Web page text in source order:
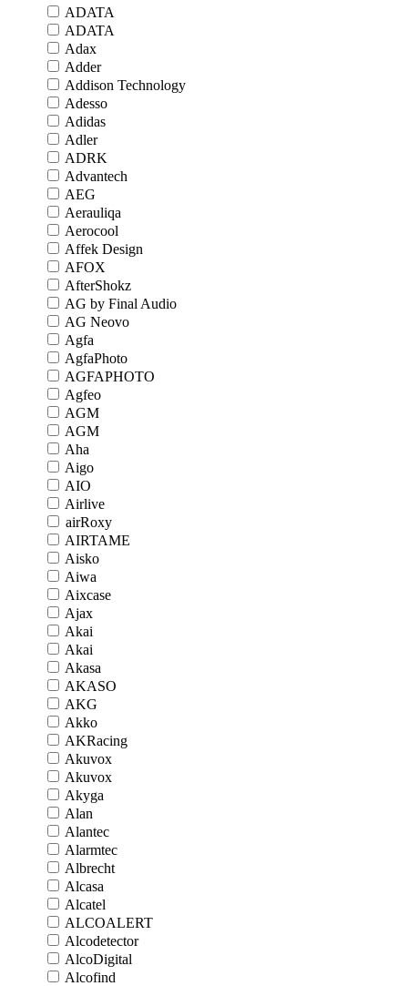
ADATA
ADATA
Adax
Adder
Addison Technology
Adesso
Adidas
Adler
ADRK
Advantech
AEG
Aerauliqa
Aerocool
Affek Design
AFOX
AfterShokz
AG by Final Audio
AG Neovo
Agfa
AgfaPhoto
AGFAPHOTO
Agfeo
AGM
AGM
Aha
Aigo
AIO
Airlive
airRoxy
AIRTAME
Aisko
Aiwa
Aixcase
Ajax
Akai
Akai
Akasa
AKASO
AKG
Akko
AKRacing
Akuvox
Akuvox
Akyga
Alan
Alantec
Alarmtec
Albrecht
Alcasa
Alcatel
ALCOALERT
Alcodetector
AlcoDigital
Alcofind